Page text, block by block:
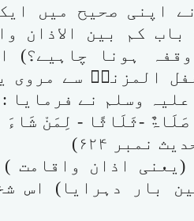
اپنی صحیح میں
کم بین الاذان
ہونا چاہیے؟)
المزنیؓ سے مروی
علیہ وسلم نے فرمایا :
-ثَلَاثًا - لِمَنْ شَاءَ
نمبر ۶۲۴)
(یعنی اذان واقامت
بار دہرایا) اس